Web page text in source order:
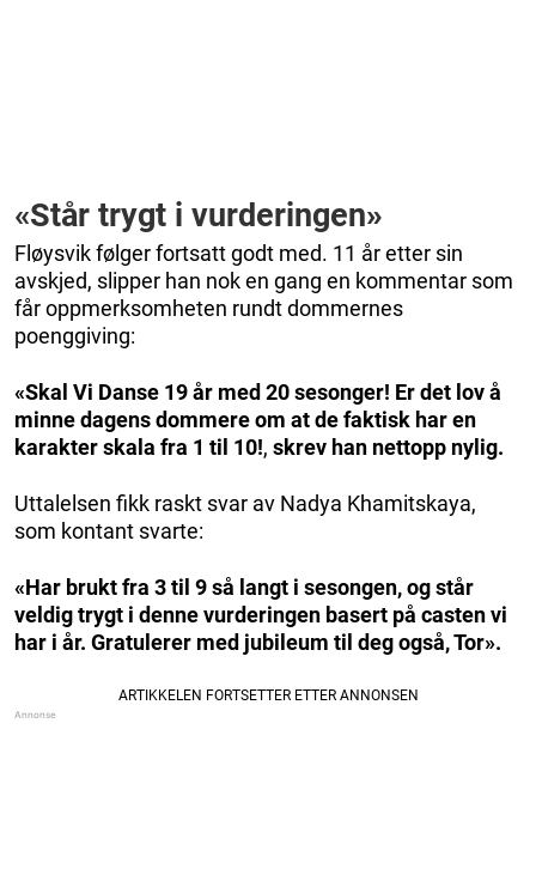
«Står trygt i vurderingen»
Fløysvik følger fortsatt godt med. 11 år etter sin
avskjed, slipper han nok en gang en kommentar som
får oppmerksomheten rundt dommernes
poenggiving:
«Skal Vi Danse 19 år med 20 sesonger! Er det lov å
minne dagens dommere om at de faktisk har en
karakter skala fra 1 til 10!, skrev han nettopp nylig.
Uttalelsen fikk raskt svar av Nadya Khamitskaya,
som kontant svarte:
«Har brukt fra 3 til 9 så langt i sesongen, og står
veldig trygt i denne vurderingen basert på casten vi
har i år. Gratulerer med jubileum til deg også, Tor».